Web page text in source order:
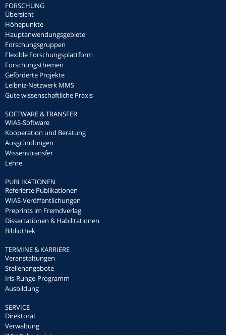
FORSCHUNG
Übersicht
Höhepunkte
Hauptanwendungsgebiete
Forschungsgruppen
Flexible Forschungsplattform
Forschungsthemen
Geförderte Projekte
Leibniz-Netzwerk MMS
Gute wissenschaftliche Praxis
SOFTWARE & TRANSFER
WIAS-Software
Kooperation und Beratung
Ausgründungen
Wissenstransfer
Lehre
PUBLIKATIONEN
Referierte Publikationen
WIAS-Veröffentlichungen
Preprints im Fremdverlag
Dissertationen & Habilitationen
Bibliothek
TERMINE & KARRIERE
Veranstaltungen
Stellenangebote
Iris-Runge-Programm
Ausbildung
SERVICE
Direktorat
Verwaltung